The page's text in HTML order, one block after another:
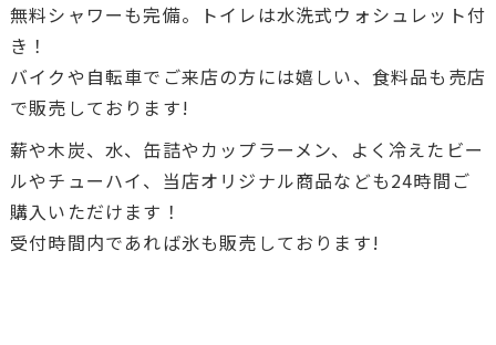
無料シャワーも完備。トイレは水洗式ウォシュレット付
き！
バイクや自転車でご来店の方には嬉しい、食料品も売店
で販売しております!
薪や木炭、水、缶詰やカップラーメン、よく冷えたビー
ルやチューハイ、当店オリジナル商品なども24時間ご
購入いただけます！
受付時間内であれば氷も販売しております!